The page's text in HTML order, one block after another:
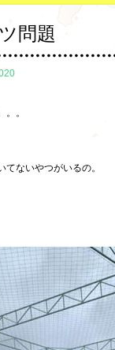
問題
。。
てないやつがいるの。